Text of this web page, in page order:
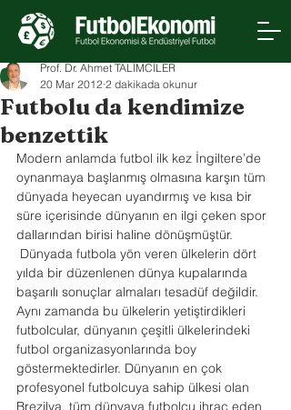
Futbolu da kendimize
benzettik
Prof. Dr. Ahmet TALİMCİLER
20 Mar 2012 2 dakikada okunur
Modern anlamda futbol ilk kez İngiltere’de
oynanmaya başlanmış olmasına karşın tüm
dünyada heyecan uyandırmış ve kısa bir
süre içerisinde dünyanın en ilgi çeken spor
dallarından birisi haline dönüşmüştür.
Dünyada futbola yön veren ülkelerin dört
yılda bir düzenlenen dünya kupalarında
başarılı sonuçlar almaları tesadüf değildir.
Aynı zamanda bu ülkelerin yetiştirdikleri
futbolcular, dünyanın çeşitli ülkelerindeki
futbol organizasyonlarında boy
göstermektedirler. Dünyanın en çok
profesyonel futbolcuya sahip ülkesi olan
Brezilya, tüm dünyaya futbolcu ihraç eden